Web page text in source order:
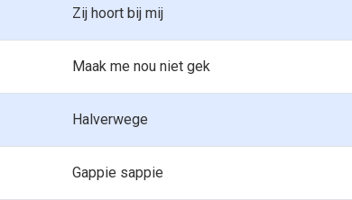
Zij hoort bij mij
Maak me nou niet gek
Halverwege
Gappie sappie